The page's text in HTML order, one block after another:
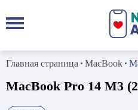
Главная страница MacBook
MacBook Pro 14 M3